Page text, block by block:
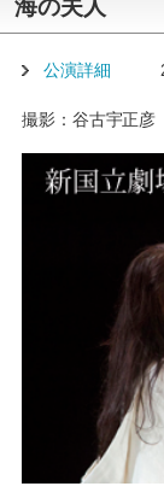
海の夫人
公演詳細
撮影：谷古宇正彦